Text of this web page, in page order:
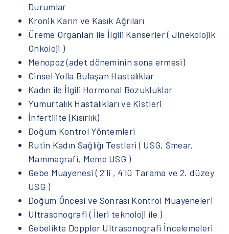
Durumlar
Kronik Karın ve Kasık Ağrıları
Üreme Organları ile İlgili Kanserler ( Jinekolojik
Onkoloji )
Menopoz (adet döneminin sona ermesi)
Cinsel Yolla Bulaşan Hastalıklar
Kadın ile İlgili Hormonal Bozukluklar
Yumurtalık Hastalıkları ve Kistleri
İnfertilite (Kısırlık)
Doğum Kontrol Yöntemleri
Rutin Kadın Sağlığı Testleri ( USG, Smear,
Mammagrafi, Meme USG )
Gebe Muayenesi ( 2'li , 4'lü Tarama ve 2. düzey
USG )
Doğum Öncesi ve Sonrası Kontrol Muayeneleri
Ultrasonografi ( İleri teknoloji ile )
Gebelikte Doppler Ultrasonografi İncelemeleri